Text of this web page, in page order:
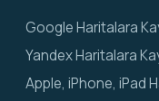
Google Haritalara
Yandex Haritalara
Apple, iPhone, iPad